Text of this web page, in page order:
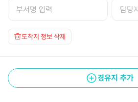
도착지 정보 삭제
경유지 추가